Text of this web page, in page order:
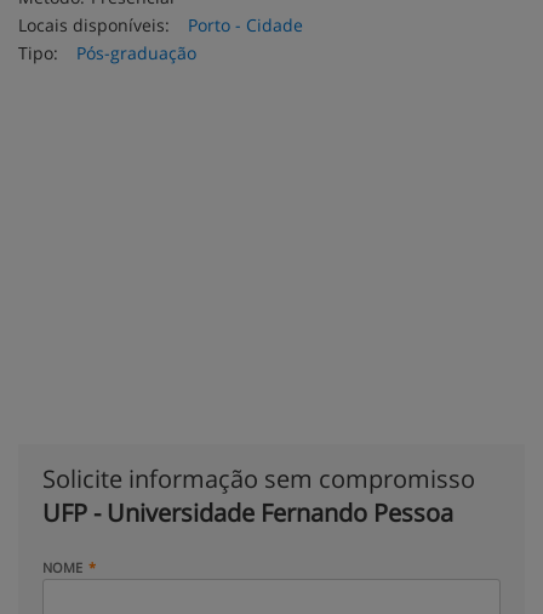
Locais disponíveis:
Porto - Cidade
Tipo:
Pós-graduação
Solicite informação sem compromisso
UFP - Universidade Fernando Pessoa
NOME